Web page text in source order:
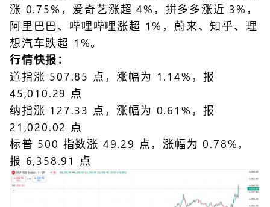
涨 0.75%，爱奇艺涨超 4%，拼多多涨近 3%，
阿里巴巴、哔哩哔哩涨超 1%，蔚来、知乎、理
想汽车跌超 1%。
行情快报：
道指涨 507.85 点，涨幅为 1.14%，报
45,010.29 点
纳指涨 127.33 点，涨幅为 0.61%，报
21,020.02 点
标普 500 指数涨 49.29 点，涨幅为 0.78%，
报 6,358.91 点